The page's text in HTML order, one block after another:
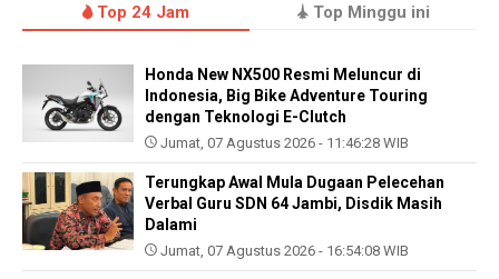
Top 24 Jam Top Minggu ini
Honda New NX500 Resmi Meluncur di
Indonesia, Big Bike Adventure Touring
dengan Teknologi E-Clutch
Jumat, 07 Agustus 2026 - 11:46:28 WIB
Terungkap Awal Mula Dugaan Pelecehan
Verbal Guru SDN 64 Jambi, Disdik Masih
Dalami
Jumat, 07 Agustus 2026 - 16:54:08 WIB